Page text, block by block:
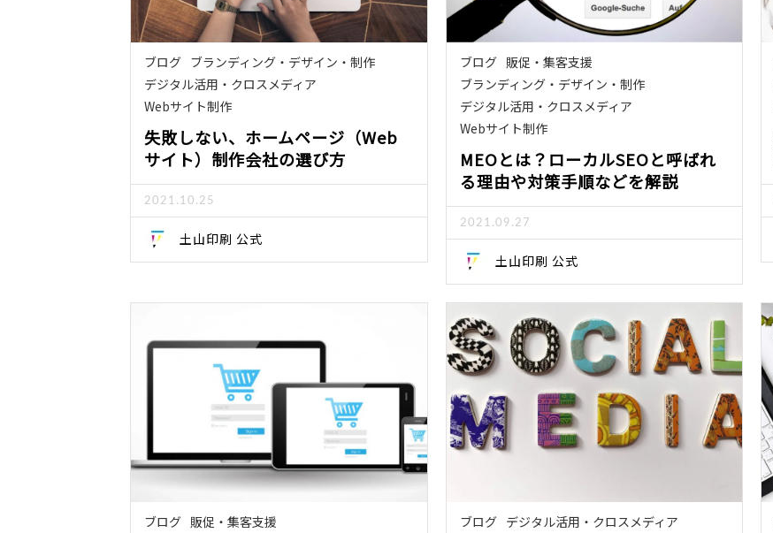
ブログ ブランディング・デザイン・制作
デジタル活用・クロスメディア
Webサイト制作
失敗しない、ホームページ（Web
サイト）制作会社の選び方
2021.10.25
土山印刷 公式
ブログ 販促・集客支援
ブランディング・デザイン・制作
デジタル活用・クロスメディア
Webサイト制作
MEOとは？ローカルSEOと呼ばれ
る理由や対策手順などを解説
2021.09.27
土山印刷 公式
ブログ 販促・集客支援
ブログ デジタル活用・クロスメディア